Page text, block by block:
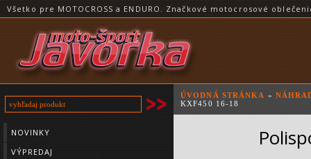
Všetko pre MOTOCROSS a ENDURO. Značkové motocrosové
NOVINKY
VÝPREDAJ
ÚVODNÁ STRÁNKA »
KXF450 16-18